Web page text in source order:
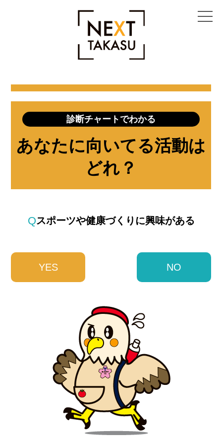
診断チャートでわかる
あなたに向いてる活動は
どれ？
Qスポーツや健康づくりに興味がある
YES NO